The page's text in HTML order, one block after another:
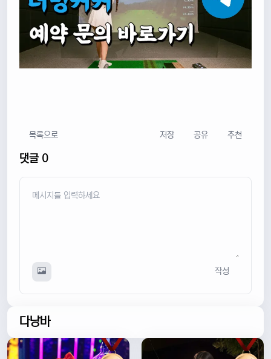
목록으로 저장 공유 추천
댓글 0
작성
다낭바